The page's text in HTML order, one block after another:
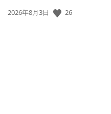
公
2026年8月3日 26